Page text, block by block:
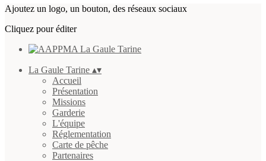
Ajoutez un logo, un bouton, des réseaux sociaux
Cliquez pour éditer
La Gaule Tarine ▴▾
Accueil
Présentation
Missions
Garderie
L'équipe
Réglementation
Carte de pêche
Partenaires